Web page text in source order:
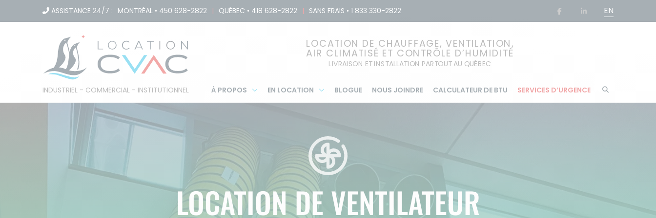
ASSISTANCE 24/7 : MONTRÉAL • 450 628-2822 | QUÉBEC • 418 628-2822 | SANS FRAIS • 1 833 330-2822 EN
INDUSTRIEL - COMMERCIAL - INSTITUTIONNEL
LOCATION DE CHAUFFAGE, VENTILATION,
AIR CLIMATISÉ ET CONTRÔLE D’HUMIDITÉ
LIVRAISON ET INSTALLATION PARTOUT AU QUÉBEC
À PROPOS EN LOCATION BLOGUE NOUS JOINDRE CALCULATEUR DE BTU SERVICES D’URGENCE
LOCATION DE VENTILATEUR